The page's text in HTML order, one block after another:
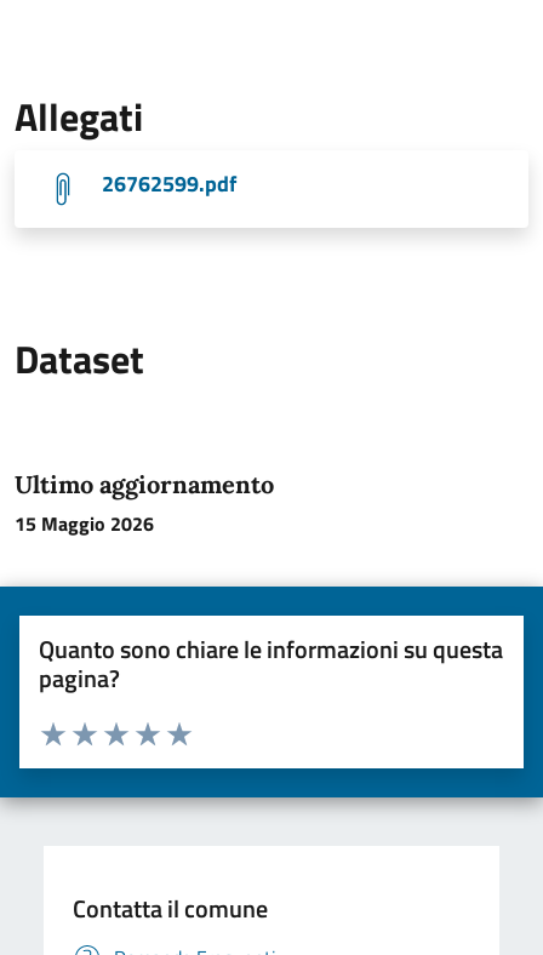
Allegati
26762599.pdf
Dataset
Ultimo aggiornamento
15 Maggio 2026
Quanto sono chiare le informazioni su questa
pagina?
Valuta da 1 a 5 stelle la pagina
Valuta 5 stelle su 5
Valuta 4 stelle su 5
Valuta 3 stelle su 5
Valuta 2 stelle su 5
Valuta una stella su 5
Contatta il comune